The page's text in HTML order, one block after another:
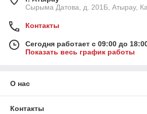
Сырыма Датова, д. 201Б, Атырау,
Контакты
Сегодня работает с 09:00 до
Показать весь график работы
О нас
Контакты